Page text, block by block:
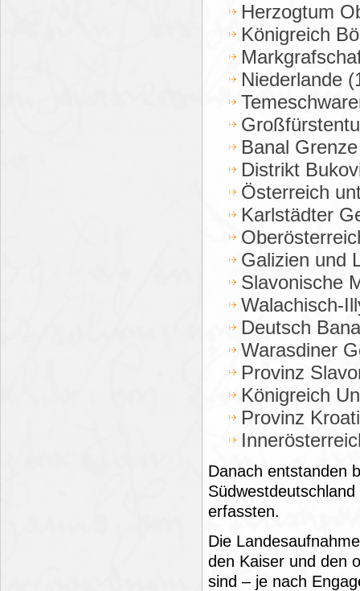
Herzogtum
Königreich
Niederlande
Banal
Distrikt
Österreich
Karlstädter
Galizien und
Slavonische
Walachisch-
Deutsch
Warasdiner
Provinz
Königreich
Provinz
Danach entstanden
erfassten.
Die
den Kaiser und den
sind – je nach